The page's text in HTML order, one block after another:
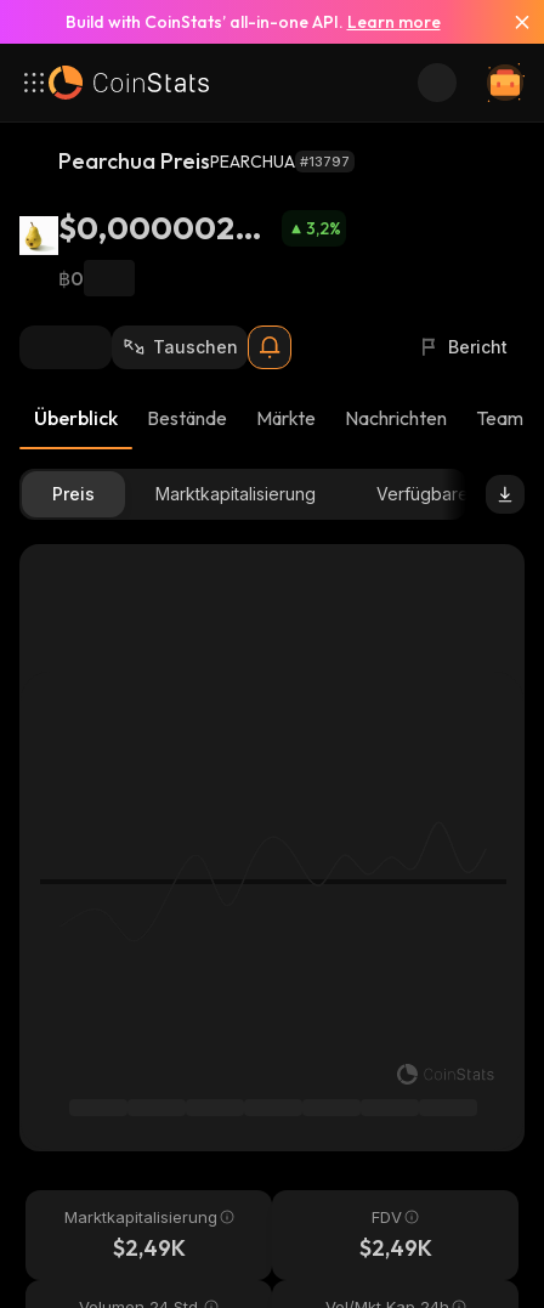
Build with CoinStats’ all-in-one API. Learn more
Pearchua PreisPEARCHUA #13797
$0,00000249
6
3,2%
฿0
Tauschen Bericht
Überblick Bestände Märkte Nachrichten Team-
Preis Marktkapitalisierung Verfügbare Menge
Marktkapitalisierung
$2,49K
FDV
$2,49K